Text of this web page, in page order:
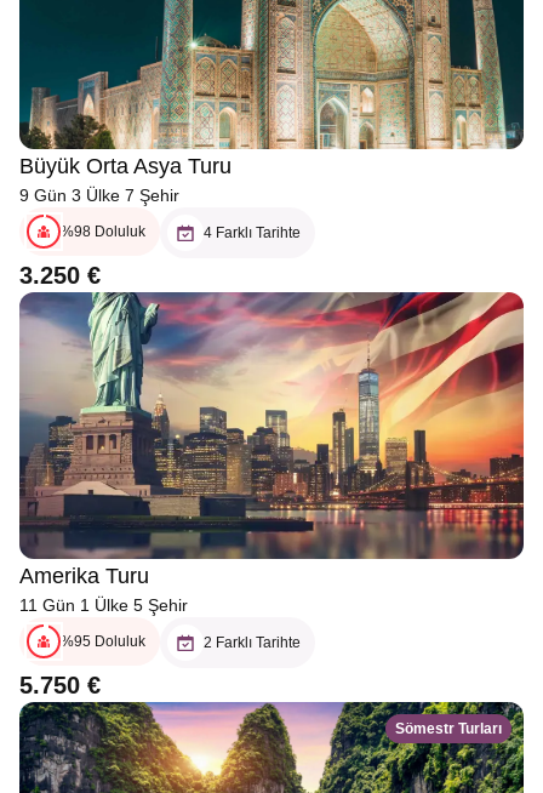
Büyük Orta Asya Turu
9 Gün 3 Ülke 7 Şehir
%98 Doluluk 4 Farklı Tarihte
3.250 €
Amerika Turu
11 Gün 1 Ülke 5 Şehir
%95 Doluluk 2 Farklı Tarihte
5.750 €
Sömestr Turları